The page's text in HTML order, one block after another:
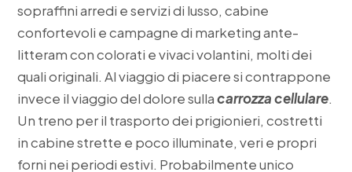
sopraffini arredi e servizi di lusso, cabine
confortevoli e campagne di marketing ante-
litteram con colorati e vivaci volantini, molti dei
quali originali. Al viaggio di piacere si contrappone
invece il viaggio del dolore sullacarrozza cellulare.
Un treno per il trasporto dei prigionieri, costretti
in cabine strette e poco illuminate, veri e propri
forni nei periodi estivi. Probabilmente unico